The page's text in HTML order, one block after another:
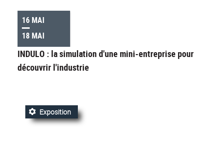
16 MAI
18 MAI
INDULO : la simulation d'une mini-entreprise pour
découvrir l'industrie
Exposition